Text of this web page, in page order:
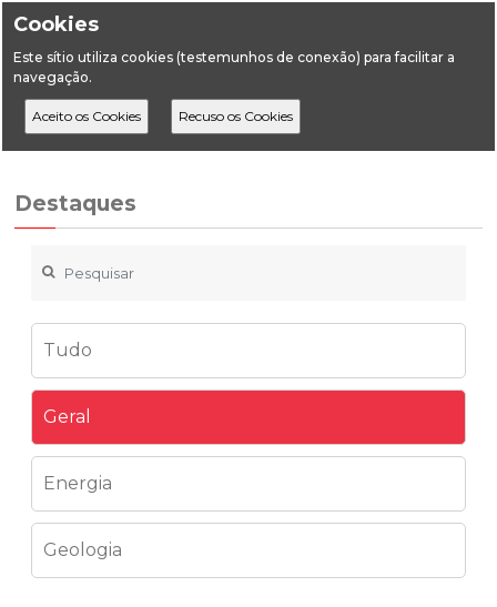
Cookies
Este sítio utiliza cookies (testemunhos de conexão) para facilitar a
navegação.
HomeDestaques Geral Despacho de prorrogação de prazos
Destaques
Tudo
Geral
Energia
Geologia